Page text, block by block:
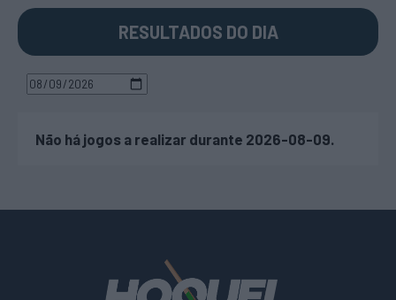
RESULTADOS DO DIA
Não há jogos a realizar durante 2026-08-09.